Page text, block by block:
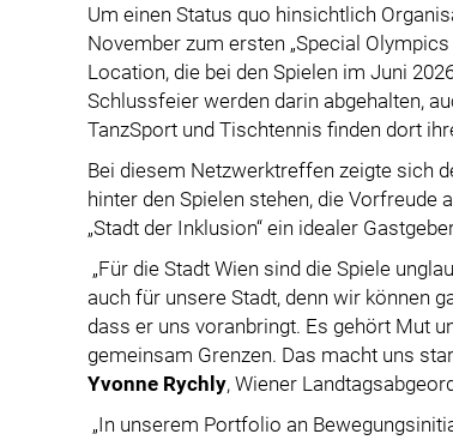
Um einen Status quo hinsichtlich
November zum ersten „Special
Location, die bei den Spielen im Juni
Schlussfeier werden darin abgehalten,
TanzSport und Tischtennis finden dort
Bei diesem Netzwerktreffen zeigte sich
hinter den Spielen stehen, die Vorfreude
„Stadt der Inklusion“ ein idealer
„Für die Stadt Wien sind die Spiele
auch für unsere Stadt, denn wir können
dass er uns voranbringt. Es gehört Mut
gemeinsam Grenzen. Das macht uns
Yvonne Rychly, Wiener
„In unserem Portfolio an